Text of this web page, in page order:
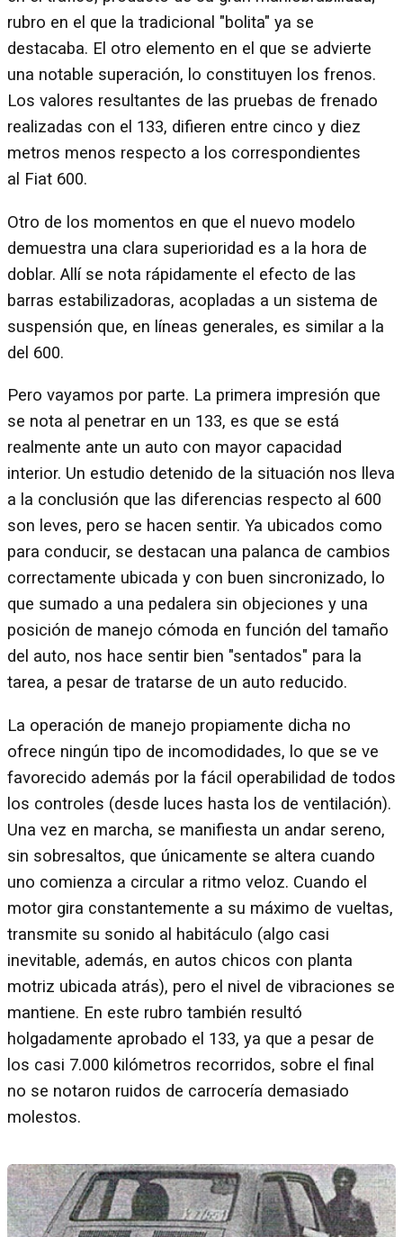
rubro en el que la tradicional "bolita" ya se
destacaba. El otro elemento en el que se advierte
una notable superación, lo constituyen los frenos.
Los valores resultantes de las pruebas de frenado
realizadas con el 133, difieren entre cinco y diez
metros menos respecto a los correspondientes
al Fiat 600.
Otro de los momentos en que el nuevo modelo
demuestra una clara superioridad es a la hora de
doblar. Allí se nota rápidamente el efecto de las
barras estabilizadoras, acopladas a un sistema de
suspensión que, en líneas generales, es similar a la
del 600.
Pero vayamos por parte. La primera impresión que
se nota al penetrar en un 133, es que se está
realmente ante un auto con mayor capacidad
interior. Un estudio detenido de la situación nos lleva
a la conclusión que las diferencias respecto al 600
son leves, pero se hacen sentir. Ya ubicados como
para conducir, se destacan una palanca de cambios
correctamente ubicada y con buen sincronizado, lo
que sumado a una pedalera sin objeciones y una
posición de manejo cómoda en función del tamaño
del auto, nos hace sentir bien "sentados" para la
tarea, a pesar de tratarse de un auto reducido.
La operación de manejo propiamente dicha no
ofrece ningún tipo de incomodidades, lo que se ve
favorecido además por la fácil operabilidad de todos
los controles (desde luces hasta los de ventilación).
Una vez en marcha, se manifiesta un andar sereno,
sin sobresaltos, que únicamente se altera cuando
uno comienza a circular a ritmo veloz. Cuando el
motor gira constantemente a su máximo de vueltas,
transmite su sonido al habitáculo (algo casi
inevitable, además, en autos chicos con planta
motriz ubicada atrás), pero el nivel de vibraciones se
mantiene. En este rubro también resultó
holgadamente aprobado el 133, ya que a pesar de
los casi 7.000 kilómetros recorridos, sobre el final
no se notaron ruidos de carrocería demasiado
molestos.